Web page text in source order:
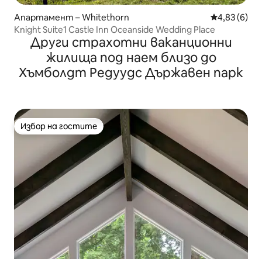
Апартамент – Whitethorn Средна
4,83 (6)
Knight Suite1 Castle Inn Oceanside Wedding Place
Други страхотни ваканционни
жилища под наем близо до
Хъмболдт Редуудс Държавен парк
Избор на гостите
Избор на гостите